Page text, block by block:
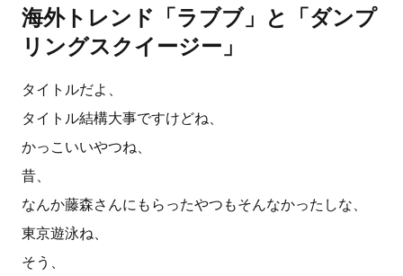
海外トレンド「ラブブ」と「ダンプ
リングスクイージー」
タイトルだよ、
タイトル結構大事ですけどね、
かっこいいやつね、
昔、
なんか藤森さんにもらったやつもそんなかったしな、
東京遊泳ね、
そう、